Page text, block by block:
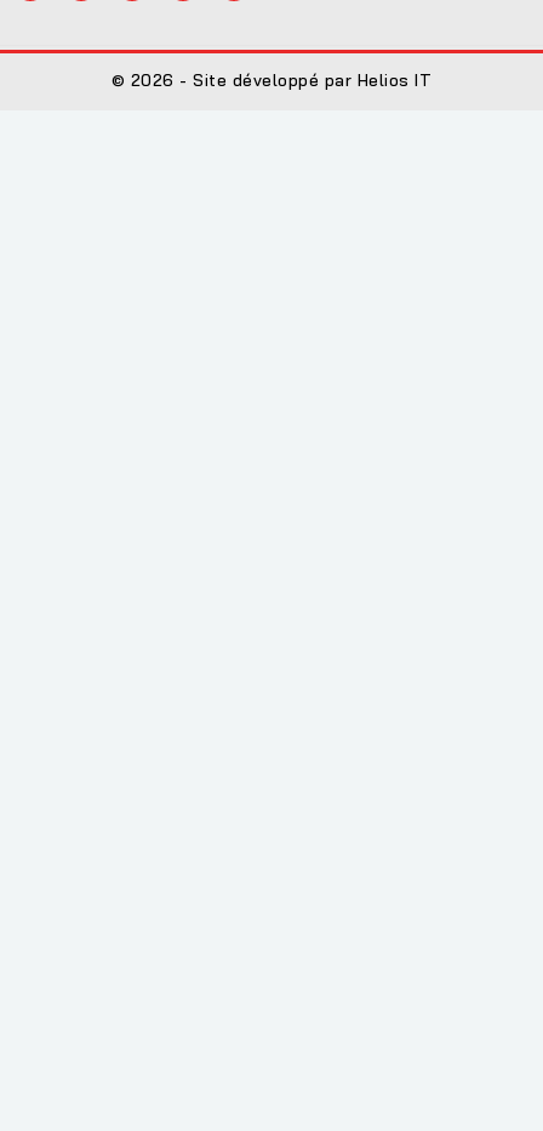
© 2026 - Site développé par Helios IT